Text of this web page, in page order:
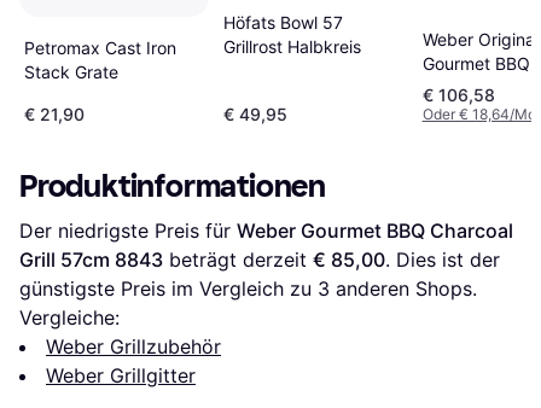
Petromax Cast Iron
Stack Grate
€ 21,90
Höfats Bowl 57
Grillrost Halbkreis
€ 49,95
Weber Original
Gourmet BBQ
Cooking Grate
200 Series
€ 106,58
Oder € 18,64/
Produktinformationen
Der niedrigste Preis für Weber Gourmet BBQ Charcoal
Grill 57cm 8843 beträgt derzeit € 85,00. Dies ist der
günstigste Preis im Vergleich zu 3 anderen Shops.
Vergleiche:
Weber Grillzubehör
Weber Grillgitter